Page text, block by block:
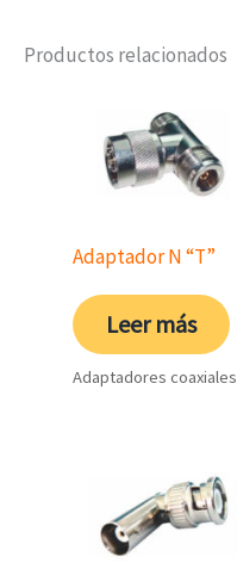
Productos relacionados
Adaptador N “T”
Leer más
Adaptadores coaxiales